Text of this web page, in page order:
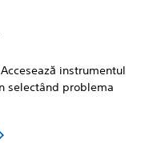
instrumentul
selectând problema